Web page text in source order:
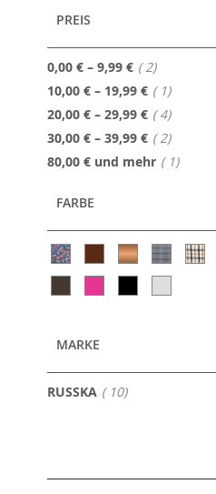
PREIS
0,00 € – 9,99 € 2Artikel
10,00 € – 19,99 € 1Artikel
20,00 € – 29,99 € 4Artikel
30,00 € – 39,99 € 2Artikel
80,00 € und mehr 1Artikel
FARBE
MARKE
RUSSKA 10Artikel